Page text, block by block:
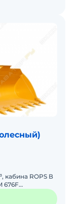
ROPS В
676F